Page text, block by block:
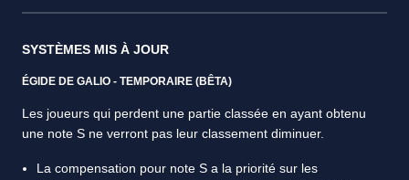
SYSTÈMES MIS À JOUR
ÉGIDE DE GALIO - TEMPORAIRE (BÊTA)
Les joueurs qui perdent une partie classée en ayant obtenu
une note S ne verront pas leur classement diminuer.
La compensation pour note S a la priorité sur les